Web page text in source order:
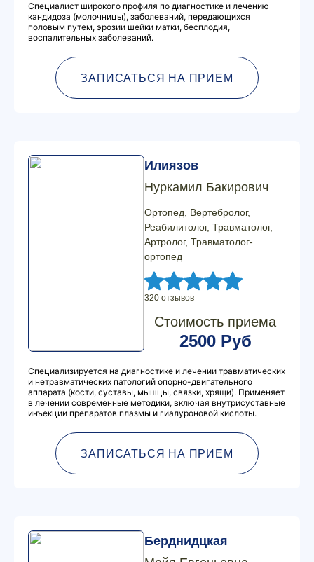
Специалист широкого профиля по диагностике и лечению
кандидоза (молочницы), заболеваний, передающихся
половым путем, эрозии шейки матки, бесплодия,
воспалительных заболеваний.
ЗАПИСАТЬСЯ НА ПРИЕМ
Илиязов
Нуркамил Бакирович
Ортопед, Вертебролог,
Реабилитолог, Травматолог,
Артролог, Травматолог-
ортопед
320 отзывов
Стоимость приема
2500 Руб
Специализируется на диагностике и лечении травматических
и нетравматических патологий опорно-двигательного
аппарата (кости, суставы, мышцы, связки, хрящи). Применяет
в лечении современные методики, включая внутрисуставные
инъекции препаратов плазмы и гиалуроновой кислоты.
ЗАПИСАТЬСЯ НА ПРИЕМ
Берднидцкая